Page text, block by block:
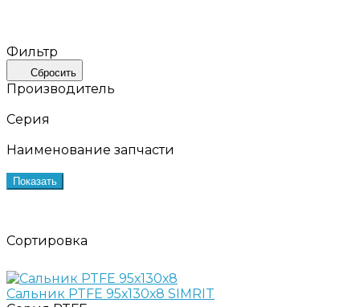
Фильтр
Сбросить
Производитель
Серия
Наименование запчасти
Показать
Сортировка
Сальник PTFE 95х130х8 SIMRIT